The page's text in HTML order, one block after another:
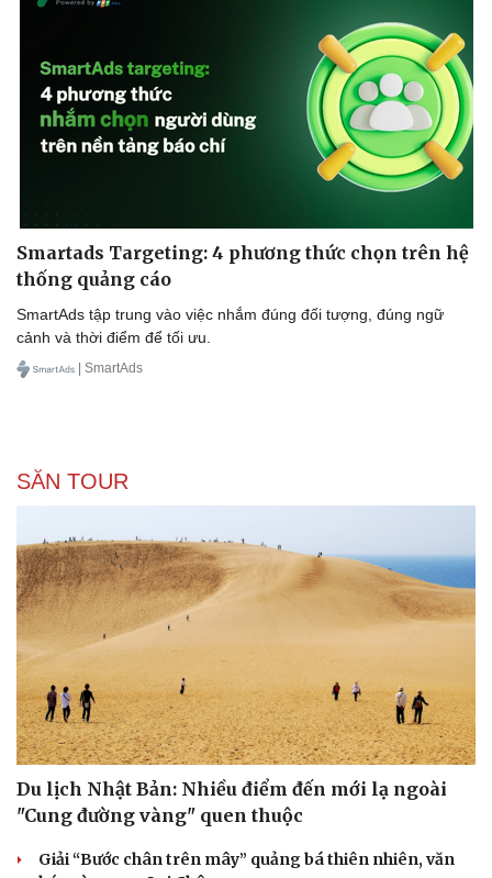
Sân khấu - Điện ảnh
Văn học
Di sản
Smartads Targeting: 4 phương thức chọn trên hệ
thống quảng cáo
SmartAds tập trung vào việc nhắm đúng đối tượng, đúng ngữ
cảnh và thời điểm để tối ưu.
| SmartAds
SĂN TOUR
Du lịch Nhật Bản: Nhiều điểm đến mới lạ ngoài
"Cung đường vàng" quen thuộc
Giải “Bước chân trên mây” quảng bá thiên nhiên, văn